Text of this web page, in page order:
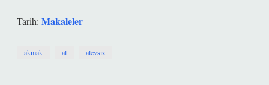
Tarih: Makaleler
akmak al alevsiz